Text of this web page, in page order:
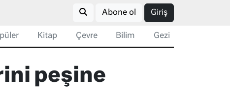
Abone ol Giriş
Kitap Çevre Bilim Gezi
peşine